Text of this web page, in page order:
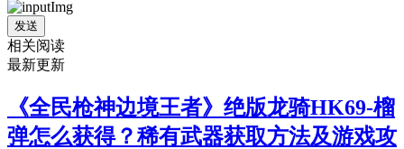
发送
相关阅读
最新更新
《全民枪神边境王者》绝版龙骑HK69-榴
弹怎么获得？稀有武器获取方法及游戏攻